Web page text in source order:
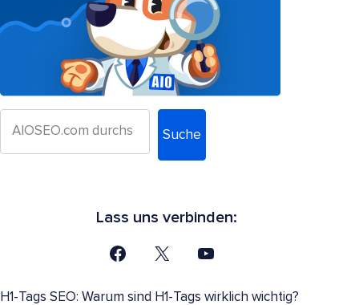
Suche
Lass uns verbinden:
H1-Tags SEO: Warum sind H1-Tags wirklich wichtig?